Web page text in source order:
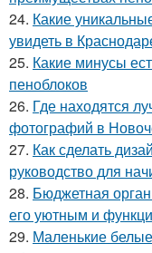
24. Какие
увидеть в
25. Какие минусы
пеноблоков
26. Где находятся
фотографий в
27. Как сделать
руководство для
28. Бюджетная
его уютным и
29. Маленькие